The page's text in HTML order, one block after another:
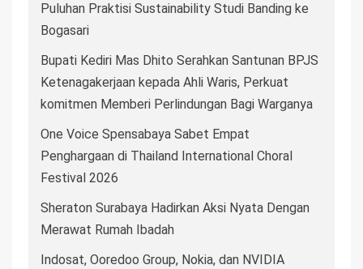
Puluhan Praktisi Sustainability Studi Banding ke
Bogasari
Bupati Kediri Mas Dhito Serahkan Santunan BPJS
Ketenagakerjaan kepada Ahli Waris, Perkuat
komitmen Memberi Perlindungan Bagi Warganya
One Voice Spensabaya Sabet Empat
Penghargaan di Thailand International Choral
Festival 2026
Sheraton Surabaya Hadirkan Aksi Nyata Dengan
Merawat Rumah Ibadah
Indosat, Ooredoo Group, Nokia, dan NVIDIA